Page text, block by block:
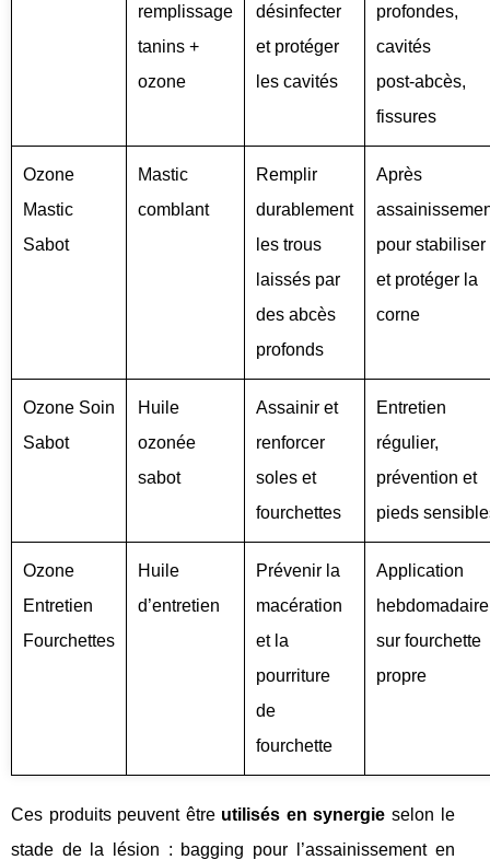
remplissage
tanins +
ozone
désinfecter
et protéger
les cavités
profondes,
cavités
post‑abcès,
fissures
Ozone
Mastic
Sabot
Mastic
comblant
Remplir
durablement
les trous
laissés par
des abcès
profonds
Après
pour stabiliser
et protéger la
corne
Ozone Soin
Sabot
Huile
ozonée
sabot
Assainir et
renforcer
soles et
fourchettes
Entretien
régulier,
prévention et
pieds
Ozone
Entretien
Fourchettes
Huile
d’entretien
Prévenir la
macération
et la
pourriture
de
fourchette
Application
hebdomadaire
sur fourchette
propre
Ces produits peuvent être utilisés en synergie selon le
stade de la lésion : bagging pour l’assainissement en